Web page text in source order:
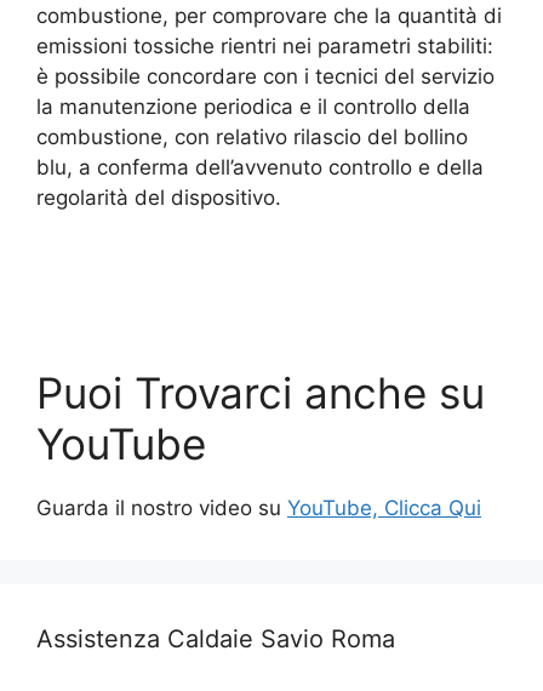
combustione, per comprovare che la quantità di
emissioni tossiche rientri nei parametri stabiliti:
è possibile concordare con i tecnici del servizio
la manutenzione periodica e il controllo della
combustione, con relativo rilascio del bollino
blu, a conferma dell’avvenuto controllo e della
regolarità del dispositivo.
Puoi Trovarci anche su
YouTube
Guarda il nostro video su YouTube, Clicca Qui
Assistenza Caldaie Savio Roma